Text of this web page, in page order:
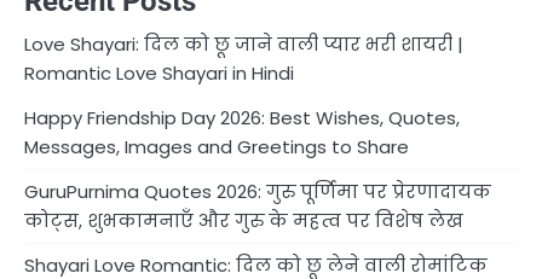
Love Shayari: दिल को छू जाने वाली प्यार भरी शायरी |
Romantic Love Shayari in Hindi
Happy Friendship Day 2026: Best Wishes, Quotes,
Messages, Images and Greetings to Share
GuruPurnima Quotes 2026: गुरु पूर्णिमा पर प्रेरणादायक
कोट्स, शुभकामनाएँ और गुरु के महत्व पर विशेष लेख
Shayari Love Romantic: दिल को छू लेने वाली रोमांटिक